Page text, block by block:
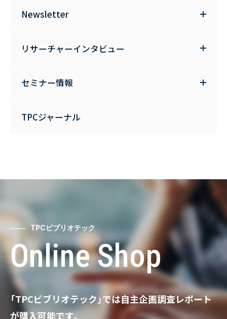
Newsletter
リサーチャーインタビュー
セミナー情報
TPCジャーナル
TPCビブリオテック
Online Shop
「TPCビブリオテック」では自主企画調査レポート
が購入可能です。